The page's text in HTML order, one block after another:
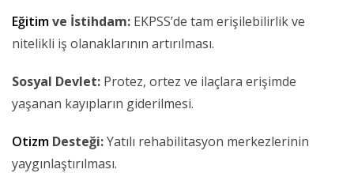
Eğitimve İstihdam: EKPSS’de tam erişilebilirlik ve
nitelikli iş olanaklarının artırılması.
Sosyal Devlet: Protez, ortez ve ilaçlara erişimde
yaşanan kayıpların giderilmesi.
Otizm Desteği:Yatılı rehabilitasyon merkezlerinin
yaygınlaştırılması.